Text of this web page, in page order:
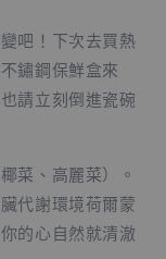
吧！下次去買熱
鏽鋼保鮮盒來
請立刻倒進瓷碗
菜、高麗菜）。
代謝環境荷爾蒙
的心自然就清澈